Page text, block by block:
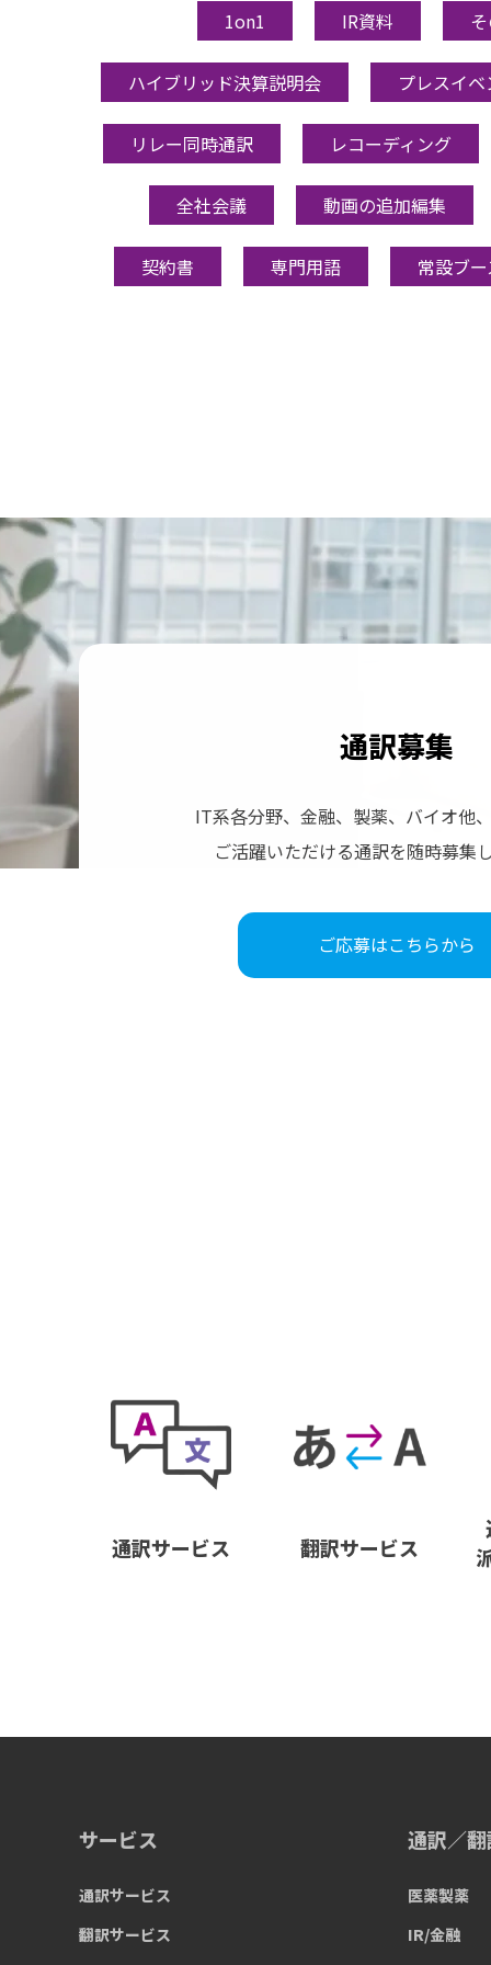
1on1 IR資料
ハイブリッド決算説明会 プレスイベ
リレー同時通訳 レコーディング
全社会議 動画の追加編集
契約書 専門用語 常設ブ
通訳募集
IT系各分野、⾦融、製薬、バイオ他、
ご活躍いただける通訳を随時募集
ご応募はこちらから
通訳サービス 翻訳サービス
サービス
通訳サービス
翻訳サービス
通訳／
医薬製薬
IR/金融